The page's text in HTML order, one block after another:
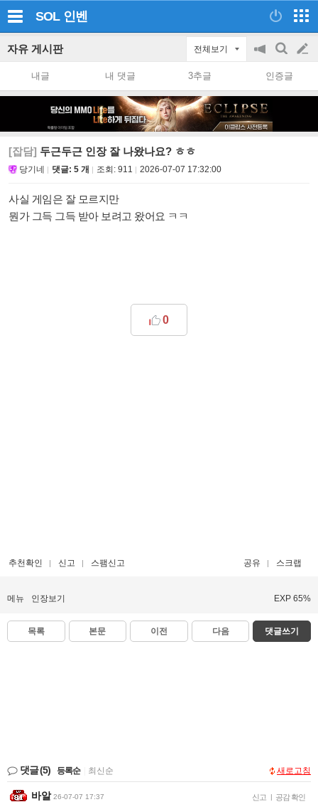
SOL 인벤
자유 게시판 전체보기
공
on/off
검
색
글
쓰
내글 내 댓글 3추글 인증글
[잡담] 두근두근 인장 잘 나왔나요? ㅎㅎ
당기네 댓글: 5 개 조회: 911 2026-07-07 17:32:00
사실 게임은 잘 모르지만
뭔가 그득 그득 받아 보려고 왔어요 ㅋㅋ
0
추천확인 신고 스팸신고 공유 스크랩
메뉴 인장보기 EXP 65%
목록 본문 이전 다음 댓글쓰기
댓글(5) 등록순 최신순 새로고침
바알 26-07-07 17:37 신고 | 공감 확인